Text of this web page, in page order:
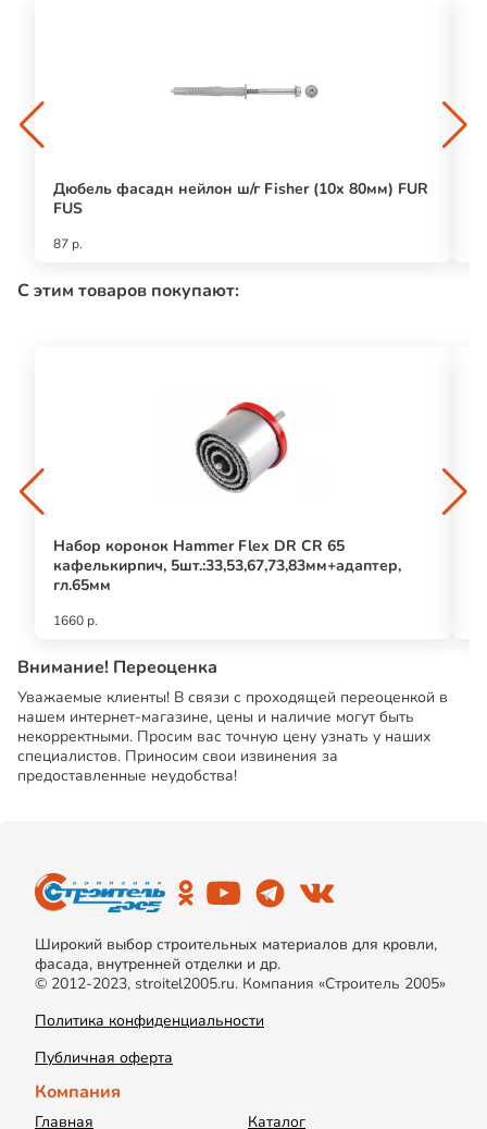
Дюбель фасадн нейлон ш/г Fisher (10x 80мм) FUR
FUS
87 р.
С этим товаров покупают:
Набор коронок Hammer Flex DR CR 65
кафелькирпич, 5шт.:33,53,67,73,83мм+адаптер,
гл.65мм
1660 р.
Внимание! Переоценка
Уважаемые клиенты! В связи с проходящей переоценкой в
нашем интернет-магазине, цены и наличие могут быть
некорректными. Просим вас точную цену узнать у наших
специалистов. Приносим свои извинения за
предоставленные неудобства!
Широкий выбор строительных материалов для кровли,
фасада, внутренней отделки и др.
© 2012-2023, stroitel2005.ru. Компания «Строитель 2005»
Политика конфиденциальности
Публичная оферта
Компания
Главная Каталог